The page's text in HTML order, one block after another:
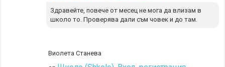
Здравейте, повече от месец не мога да влизам в
школо то. Проверява дали съм човек и до там.
Виолета Станева